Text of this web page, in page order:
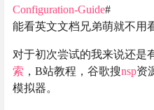
Configuration-Guide#
能看英文文档兄弟萌就不用
对于初次尝试的我来说还是
索 ，B站教程，谷歌搜nsp资
模拟器。